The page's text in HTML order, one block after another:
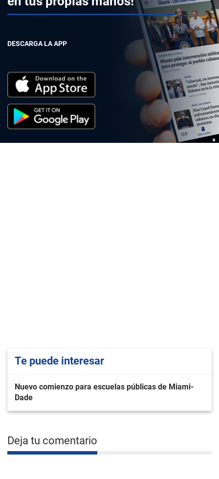
DESCARGA LA APP
Te puede interesar
Nuevo comienzo para escuelas públicas de Miami-
Dade
Deja tu comentario